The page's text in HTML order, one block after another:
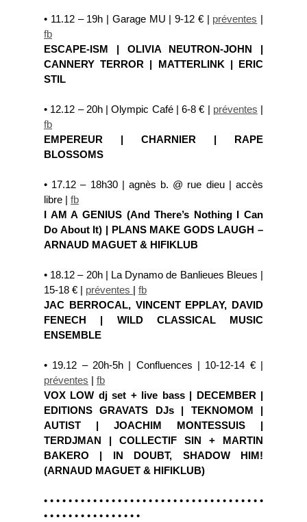
• 11.12 – 19h | Garage MU | 9-12 € | préventes
fb
ESCAPE-ISM | OLIVIA NEUTRON-JOHN |
CANNERY TERROR | MATTERLINK | ERIC
STIL
• 12.12 – 20h | Olympic Café | 6-8 € | préventes
fb
EMPEREUR | CHARNIER | RAPE
BLOSSOMS
• 17.12 – 18h30 | agnès b. @ rue dieu | accès
libre | fb
I AM A GENIUS (And There’s Nothing I Can
Do About It) | PLANS MAKE GODS LAUGH –
ARNAUD MAGUET & HIFIKLUB
• 18.12 – 20h | La Dynamo de Banlieues Bleues |
15-18 € | préventes
fb
JAC BERROCAL, VINCENT EPPLAY, DAVID
FENECH | WILD CLASSICAL MUSIC
ENSEMBLE
• 19.12 – 20h-5h | Confluences | 10-12-14 € |
préventes
fb
VOX LOW dj set + live bass | DECEMBER |
EDITIONS GRAVATS DJs | TEKNOMOM |
AUTIST | JOACHIM MONTESSUIS |
TERDJMAN | COLLECTIF SIN + MARTIN
BAKERO | IN DOUBT, SHADOW HIM!
(ARNAUD MAGUET & HIFIKLUB)
• • • • • • • • • • • • • • • • • • • • • • • • • • • • • • • • • • • •
• • • • • • • • • • • • • • • •